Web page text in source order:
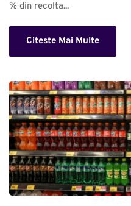
% din recolta...
Citeste Mai Multe